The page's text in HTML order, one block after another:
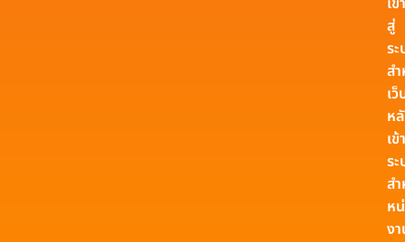
สู่
ร
ส
เ
ห
เข้
ร
ส
ห
ง